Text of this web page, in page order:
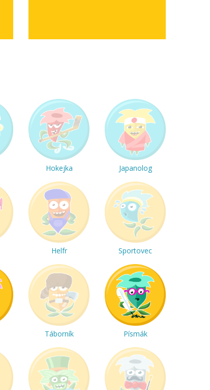
Hokejka Japanolog
Helfr Sportovec
Táborník Písmák